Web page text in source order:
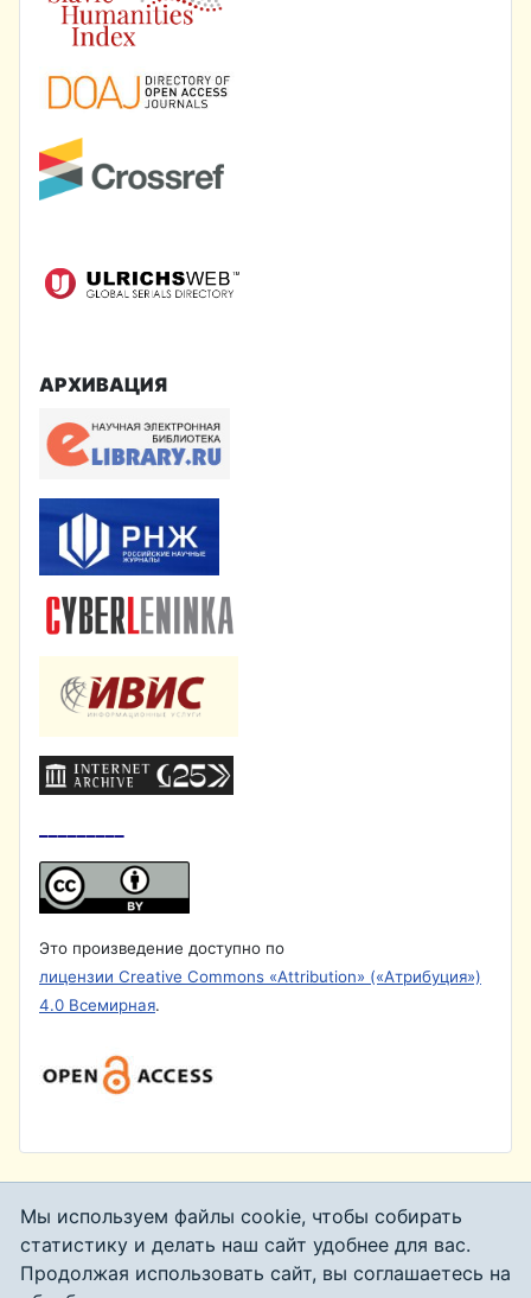
Мы используем файлы cookie, чтобы собирать
статистику и делать наш сайт удобнее для вас.
Продолжая использовать сайт, вы соглашаетесь на
АРХИВАЦИЯ
Это произведение доступно по
лицензии Creative Commons «Attribution» («Атрибуция»)
4.0 Всемирная.
УЧРЕДИТЕЛЬ И ИЗДАТЕЛЬ